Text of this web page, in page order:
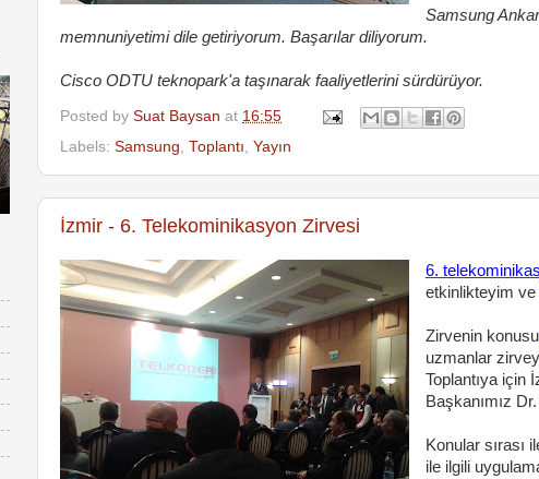
Samsung
memnuniyetimi dile getiriyorum. Başarılar diliyorum.
Cisco ODTU teknopark'a taşınarak faaliyetlerini sürdürüyor.
Posted by Suat Baysan at 16:55
Labels: Samsung Toplantı Yayın
İzmir - 6. Telekominikasyon Zirvesi
6.
etkinlikteyim ve
Zirvenin konusu
uzmanlar
Toplantıya için
Başkanımız
Konular sırası
ile ilgili